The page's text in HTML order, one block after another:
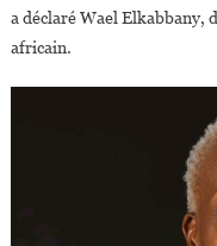
a déclaré Wael Elkabbany,
africain.